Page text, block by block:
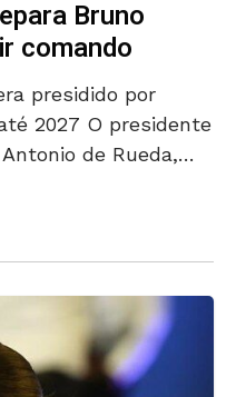
Bruno
comando
presidido por
2027 O presidente
de Rueda,